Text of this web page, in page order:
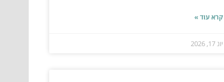
קרא עוד »
יונ 17, 2026